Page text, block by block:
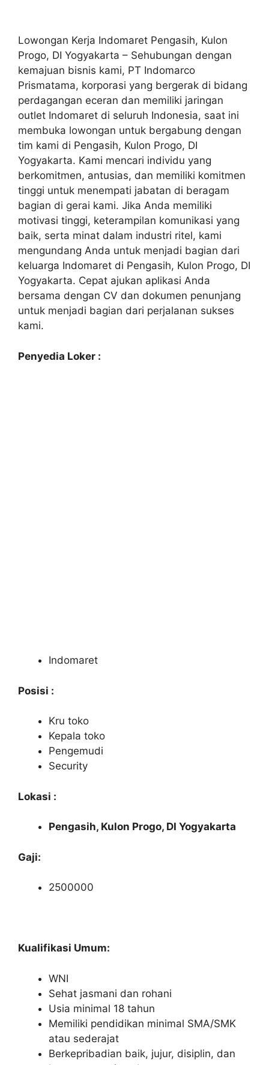
Lowongan Kerja Indomaret Pengasih, Kulon
Progo, DI Yogyakarta – Sehubungan dengan
kemajuan bisnis kami, PT Indomarco
Prismatama, korporasi yang bergerak di bidang
perdagangan eceran dan memiliki jaringan
outlet Indomaret di seluruh Indonesia, saat ini
membuka lowongan untuk bergabung dengan
tim kami di Pengasih, Kulon Progo, DI
Yogyakarta. Kami mencari individu yang
berkomitmen, antusias, dan memiliki komitmen
tinggi untuk menempati jabatan di beragam
bagian di gerai kami. Jika Anda memiliki
motivasi tinggi, keterampilan komunikasi yang
baik, serta minat dalam industri ritel, kami
mengundang Anda untuk menjadi bagian dari
keluarga Indomaret di Pengasih, Kulon Progo, DI
Yogyakarta. Cepat ajukan aplikasi Anda
bersama dengan CV dan dokumen penunjang
untuk menjadi bagian dari perjalanan sukses
kami.
Penyedia Loker :
Indomaret
Posisi :
Kru toko
Kepala toko
Pengemudi
Security
Lokasi :
Pengasih, Kulon Progo, DI Yogyakarta
Gaji:
2500000
Kualifikasi Umum:
WNI
Sehat jasmani dan rohani
Usia minimal 18 tahun
Memiliki pendidikan minimal SMA/SMK
atau sederajat
Berkepribadian baik, jujur, disiplin, dan